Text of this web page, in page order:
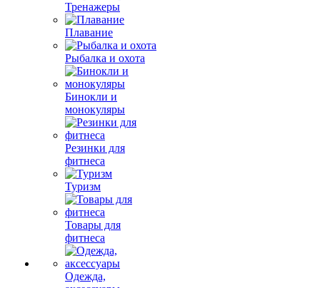
Тренажеры
Плавание
Рыбалка и охота
Бинокли и
монокуляры
Резинки для
фитнеса
Туризм
Товары для
фитнеса
Одежда,